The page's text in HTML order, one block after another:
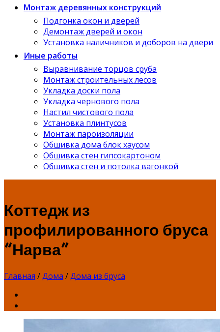
Монтаж деревянных конструкций
Подгонка окон и дверей
Демонтаж дверей и окон
Установка наличников и доборов на двери
Иные работы
Выравнивание торцов сруба
Монтаж строительных лесов
Укладка доски пола
Укладка чернового пола
Настил чистового пола
Установка плинтусов
Монтаж пароизоляции
Обшивка дома блок хаусом
Обшивка стен гипсокартоном
Обшивка стен и потолка вагонкой
Коттедж из
профилированного бруса
“Нарва”
Главная /Дома /Дома из бруса